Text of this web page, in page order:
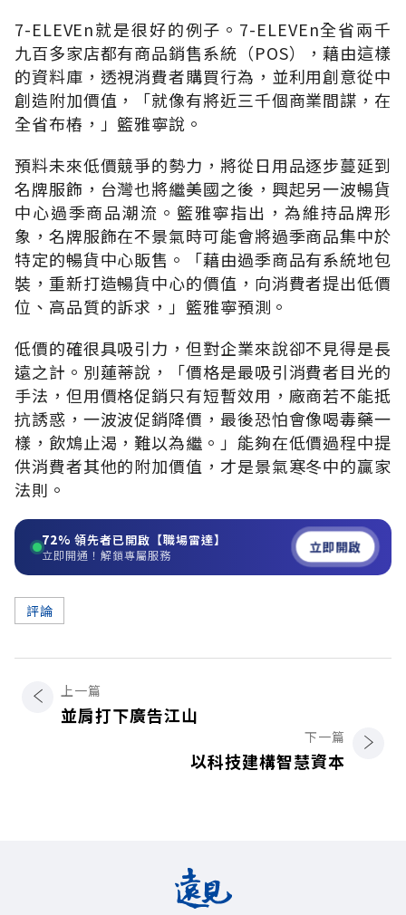
7-ELEVEn就是很好的例子。7-ELEVEn全省兩千
九百多家店都有商品銷售系統（POS），藉由這樣
的資料庫，透視消費者購買行為，並利用創意從中
創造附加價值，「就像有將近三千個商業間諜，在
全省布樁，」籃雅寧說。
預料未來低價競爭的勢力，將從日用品逐步蔓延到
名牌服飾，台灣也將繼美國之後，興起另一波暢貨
中心過季商品潮流。籃雅寧指出，為維持品牌形
象，名牌服飾在不景氣時可能會將過季商品集中於
特定的暢貨中心販售。「藉由過季商品有系統地包
裝，重新打造暢貨中心的價值，向消費者提出低價
位、高品質的訴求，」籃雅寧預測。
低價的確很具吸引力，但對企業來說卻不見得是長
遠之計。別蓮蒂說，「價格是最吸引消費者目光的
手法，但用價格促銷只有短暫效用，廠商若不能抵
抗誘惑，一波波促銷降價，最後恐怕會像喝毒藥一
樣，飲鴆止渴，難以為繼。」能夠在低價過程中提
供消費者其他的附加價值，才是景氣寒冬中的贏家
法則。
72% 領先者已開啟【職場雷達】
立即開通！解鎖專屬服務 立即開啟
評論
上一篇
並肩打下廣告江山
下一篇
以科技建構智慧資本